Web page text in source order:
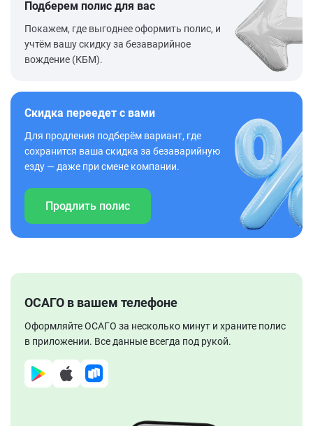
Подберем полис для вас
Покажем, где выгоднее оформить полис, и
учтём вашу скидку за безаварийное
вождение (КБМ).
Скидка переедет с вами
Для продления подберём вариант, где
сохранится ваша скидка за безаварийную
езду — даже при смене компании.
Продлить полис
ОСАГО в вашем телефоне
Оформляйте ОСАГО за несколько минут и храните полис
в приложении. Все данные всегда под рукой.